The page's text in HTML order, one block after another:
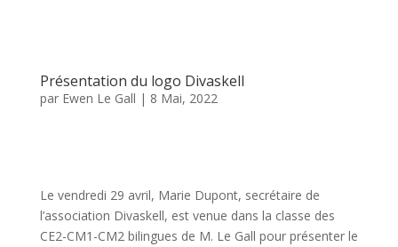
Présentation du logo Divaskell
par Ewen Le Gall | 8 Mai, 2022
Le vendredi 29 avril, Marie Dupont, secrétaire de
l’association Divaskell, est venue dans la classe des
CE2-CM1-CM2bilingues de M. Le Gall pour présenter le